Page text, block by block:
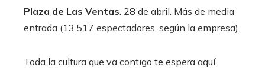
Plaza de Las Ventas . 28 de abril. Más de media
entrada (13.517 espectadores, según la empresa).
Toda la cultura que va contigo te espera aquí.